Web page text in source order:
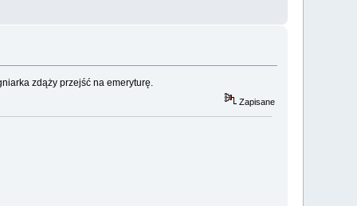
zdąży przejść na emeryturę.
Zapisane